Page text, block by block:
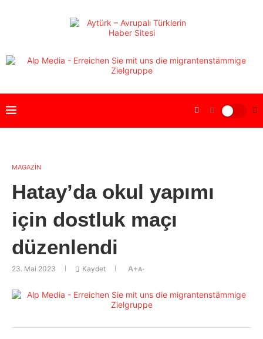
MAGAZİN
Hatay’da okul yapımı
için dostluk maçı
düzenlendi
23. Mai 2023 Kaydet A+A-